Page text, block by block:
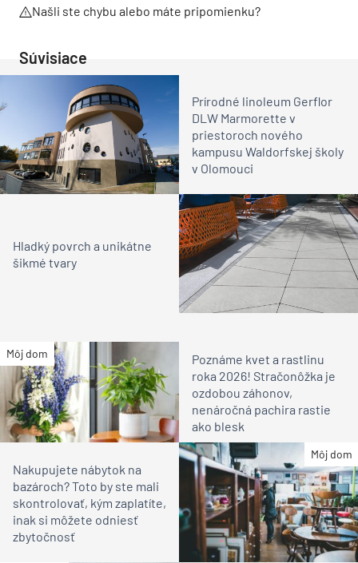
Našli ste chybu alebo máte pripomienku?
Súvisiace
Prírodné linoleum Gerflor
DLW Marmorette v
priestoroch nového
kampusu Waldorfskej školy
v Olomouci
Hladký povrch a unikátne
šikmé tvary
Môj dom
Poznáme kvet a rastlinu
roka 2026! Stračonôžka je
ozdobou záhonov,
nenáročná pachira rastie
ako blesk
Môj dom
Nakupujete nábytok na
bazároch? Toto by ste mali
skontrolovať, kým zaplatíte,
inak si môžete odniesť
zbytočnosť